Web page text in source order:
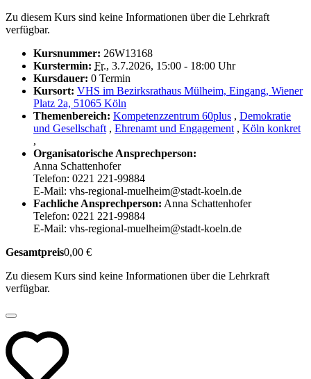
Zu diesem Kurs sind keine Informationen über die Lehrkraft
verfügbar.
Kursnummer: 26W13168
Kurstermin: Fr., 3.7.2026, 15:00 - 18:00 Uhr
Kursdauer: 0 Termin
Kursort: VHS im Bezirksrathaus Mülheim, Eingang, Wiener
Platz 2a, 51065 Köln
Themenbereich: Kompetenzzentrum 60plus , Demokratie
und Gesellschaft , Ehrenamt und Engagement , Köln konkret
,
Organisatorische Ansprechperson:
Anna Schattenhofer
Telefon: 0221 221-99884
E-Mail: vhs-regional-muelheim@stadt-koeln.de
Fachliche Ansprechperson: Anna Schattenhofer
Telefon: 0221 221-99884
E-Mail: vhs-regional-muelheim@stadt-koeln.de
Gesamtpreis0,00 €
Zu diesem Kurs sind keine Informationen über die Lehrkraft
verfügbar.